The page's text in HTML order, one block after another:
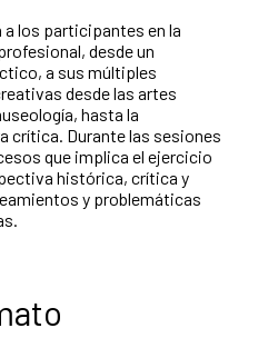
los participantes en la
desde un
a sus múltiples
desde las artes
hasta la
crítica. Durante las sesiones
que implica el ejercicio
histórica, crítica y
y problemáticas